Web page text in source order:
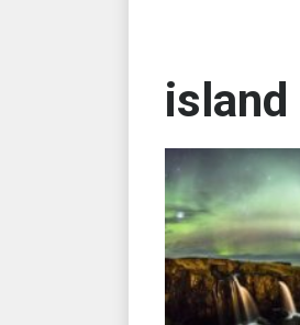
island